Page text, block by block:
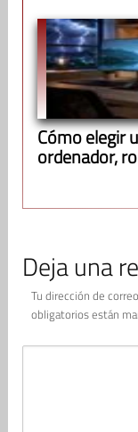
Cómo elegir
ordenador,
Deja una
Tu dirección de
obligatorios están